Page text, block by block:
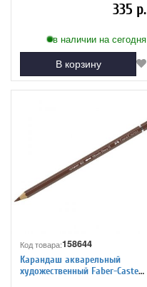
335 р.
в наличии на сегодня
В корзину
Код товара:158644
Карандаш акварельный
художественный Faber-Castell